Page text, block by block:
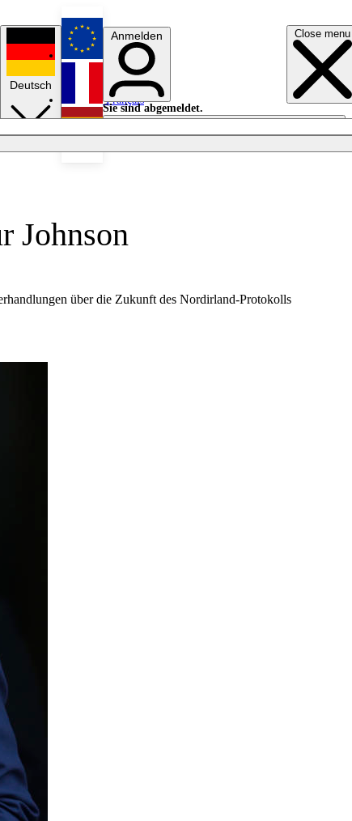
Close menu
Deutsch
English
Français
Anmelden
Sie sind abgemeldet.
Anmelden
Licht aus
Johnson
über die Zukunft des Nordirland-Protokolls